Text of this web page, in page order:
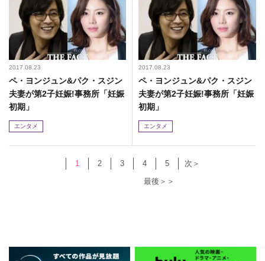
2017.08.23
ペ・ヨンジュン&パク・スジン
夫妻が第2子妊娠!事務所「妊娠
初期」
エンタメ
2017.08.23
ペ・ヨンジュン&パク・スジン
夫妻が第2子妊娠!事務所「妊娠
初期」
エンタメ
1 2 3 4 5
次＞
最後＞＞